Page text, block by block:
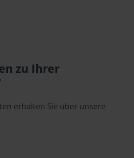
zu Ihrer
erhalten Sie über unsere